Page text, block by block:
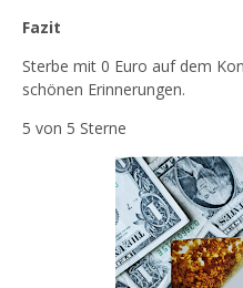
Fazit
Sterbe mit 0 Euro auf dem
schönen Erinnerungen.
5 von 5 Sterne